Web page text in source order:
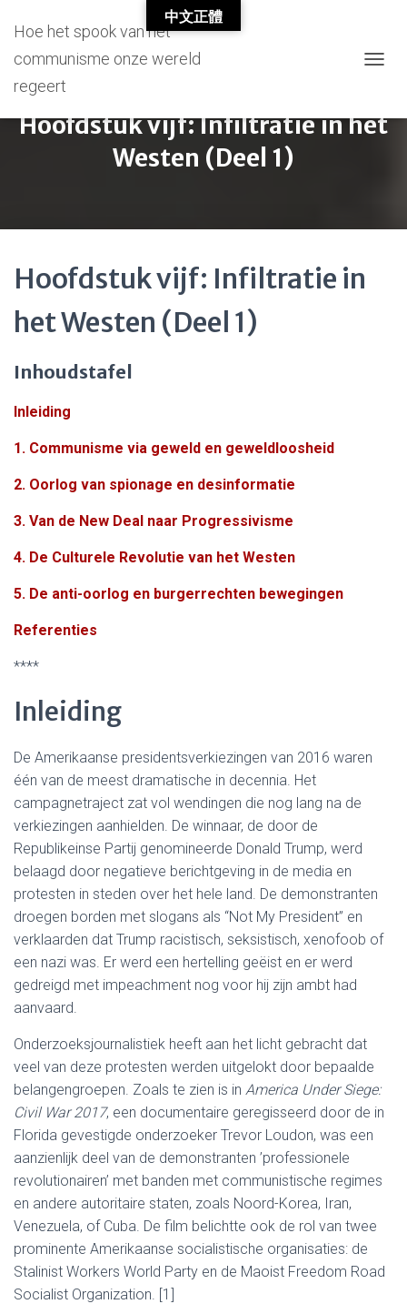
Hoe het spook van het
communisme onze wereld
regeert
G
I
Hoofdstuk vijf: Infiltratie in het
Westen (Deel 1)
Hoofdstuk vijf: Infiltratie in
het Westen (Deel 1)
Inhoudstafel
Inleiding
1. Communisme via geweld en geweldloosheid
2. Oorlog van spionage en desinformatie
3. Van de New Deal naar Progressivisme
4. De Culturele Revolutie van het Westen
5. De anti-oorlog en burgerrechten bewegingen
Referenties
****
Inleiding
De Amerikaanse presidentsverkiezingen van 2016 waren
één van de meest dramatische in decennia. Het
campagnetraject zat vol wendingen die nog lang na de
verkiezingen aanhielden. De winnaar, de door de
Republikeinse Partij genomineerde Donald Trump, werd
belaagd door negatieve berichtgeving in de media en
protesten in steden over het hele land. De demonstranten
droegen borden met slogans als “Not My President” en
verklaarden dat Trump racistisch, seksistisch, xenofoob of
een nazi was. Er werd een hertelling geëist en er werd
gedreigd met impeachment nog voor hij zijn ambt had
aanvaard.
Onderzoeksjournalistiek heeft aan het licht gebracht dat
veel van deze protesten werden uitgelokt door bepaalde
belangengroepen. Zoals te zien is in America Under Siege:
Civil War 2017, een documentaire geregisseerd door de in
Florida gevestigde onderzoeker Trevor Loudon, was een
aanzienlijk deel van de demonstranten ’professionele
revolutionairen’ met banden met communistische regimes
en andere autoritaire staten, zoals Noord-Korea, Iran,
Venezuela, of Cuba. De film belichtte ook de rol van twee
prominente Amerikaanse socialistische organisaties: de
Stalinist Workers World Party en de Maoist Freedom Road
Socialist Organization. [1]
中文正體